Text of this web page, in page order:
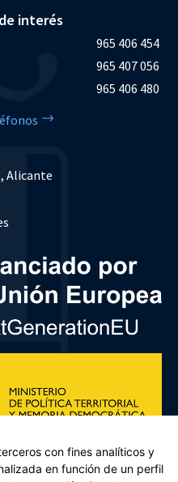
interés
965 406 454
965 407 056
965 406 480
Alicante
con fines analíticos y
en función de un perfil